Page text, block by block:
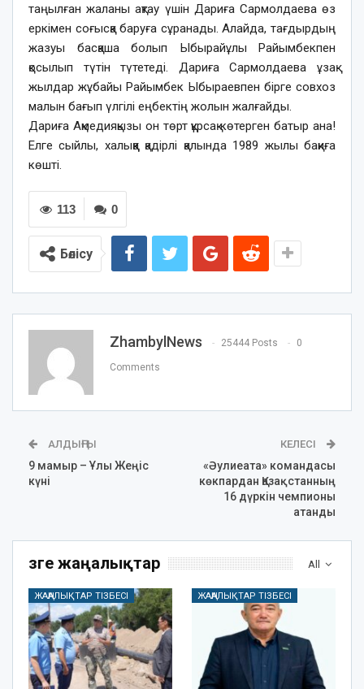
таңылған жаланы ақтау үшін Дариға Сармолдаева өз
еркімен соғысқа баруға сұранады. Алайда, тағдырдың
жазуы басқаша болып Ыбырайұлы Райымбекпен
қосылып түтін түтетеді. Дариға Сармолдаева ұзақ
жылдар жұбайы Райымбек Ыбыраевпен бірге совхоз
малын бағып үлгілі еңбектің жолын жалғайды.
Дариға Ақмедияқызы он төрт құрсақ көтерген батыр ана!
Елге сыйлы, халыққа қадірлі қалында 1989 жылы бақиға
көшті.
0
113
Бөлісу
ZhambylNews 25444 Posts 0
Comments
АЛДЫҢҒЫ
9 мамыр – Ұлы Жеңіс
күні
КЕЛЕСІ
«Әулиеата» командасы
көкпардан Қазақстанның
16 дүркін чемпионы
атанды
All
Өзге жаңалықтар
ЖАҢАЛЫҚТАР ТІЗБЕСІ ЖАҢАЛЫҚТАР ТІЗБЕСІ